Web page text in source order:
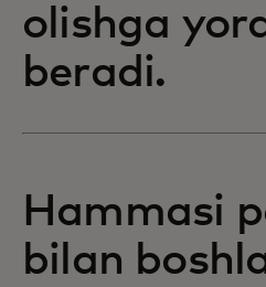
olishga
beradi.
Hammasi
bilan